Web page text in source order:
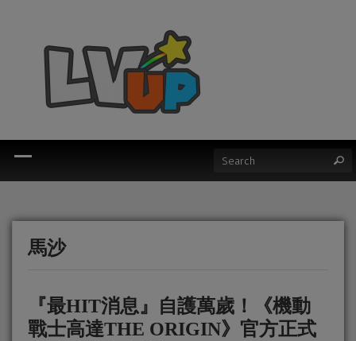
馬沙
『最HIT消息』自護萬歲！《機動
戰士高達THE ORIGIN》官方正式